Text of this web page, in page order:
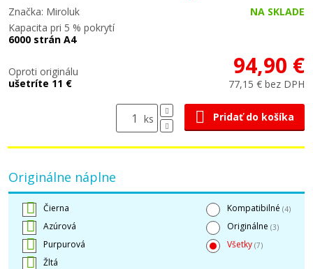
Značka: Miroluk
NA SKLADE
Kapacita pri 5 % pokrytí
6000 strán A4
Oproti originálu
ušetríte 11 €
94,90 €
77,15 € bez DPH
ks Pridať do košíka
Originálne náplne
Čierna
Azúrová
Purpurová
Žltá
Kompatibilné (4)
Originálne (3)
Všetky (7)